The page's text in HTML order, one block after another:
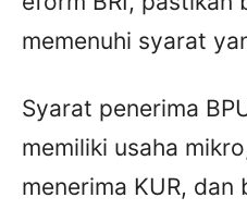
memenuhi syarat
Syarat penerima
memiliki usaha
menerima KUR, dan